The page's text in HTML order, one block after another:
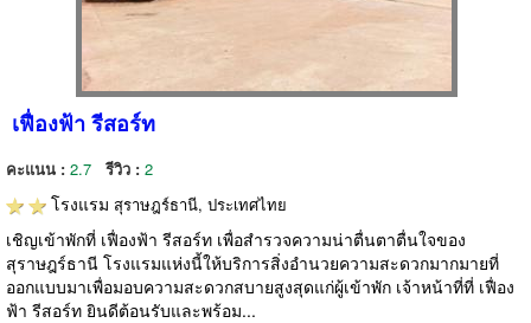
เฟื่องฟ้า รีสอร์ท
คะแนน : 2.7 รีวิว : 2
โรงแรม สุราษฎร์ธานี, ประเทศไทย
เชิญเข้าพักที่ เฟื่องฟ้า รีสอร์ท เพื่อสำรวจความน่าตื่นตาตื่นใจของ
สุราษฎร์ธานี โรงแรมแห่งนี้ให้บริการสิ่งอำนวยความสะดวกมากมายที่
ออกแบบมาเพื่อมอบความสะดวกสบายสูงสุดแก่ผู้เข้าพัก เจ้าหน้าที่ที่ เฟื่อง
ฟ้า รีสอร์ท ยินดีต้อนรับและพร้อม...